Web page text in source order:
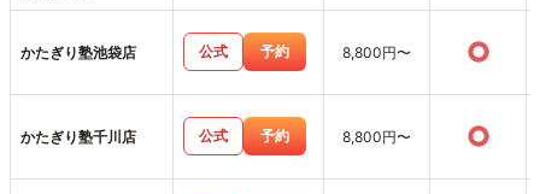
かたぎり塾池袋店 公式 予約 8,800円〜 ○
かたぎり塾千川店 公式 予約 8,800円〜 ○